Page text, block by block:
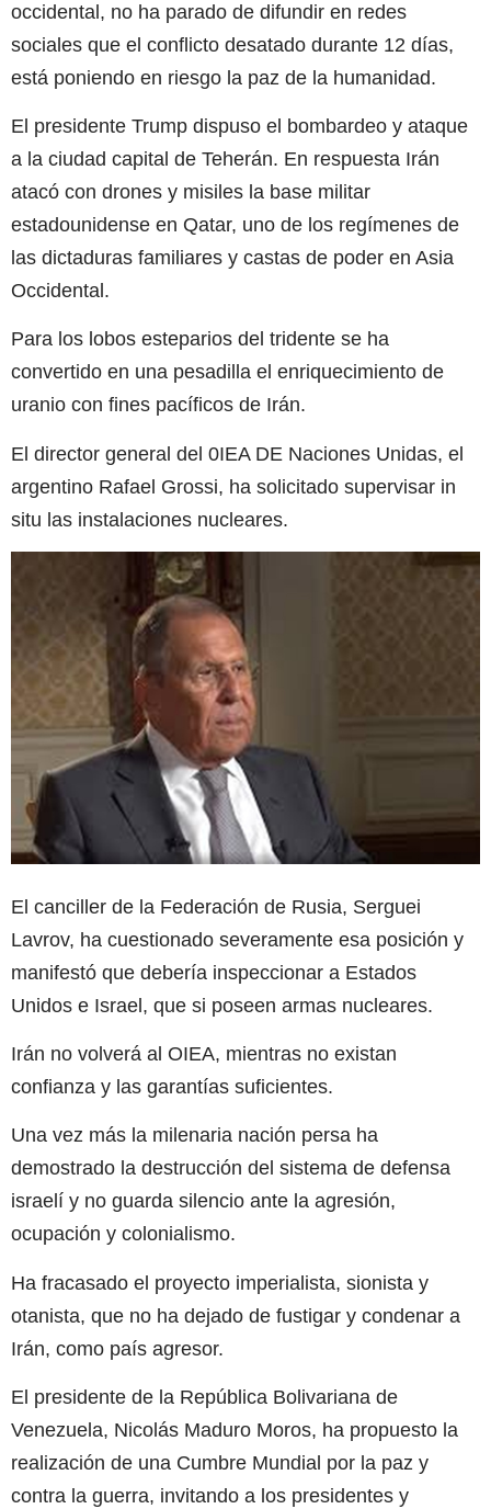
occidental, no ha parado de difundir en redes
sociales que el conflicto desatado durante 12 días,
está poniendo en riesgo la paz de la humanidad.
El presidente Trump dispuso el bombardeo y ataque
a la ciudad capital de Teherán. En respuesta Irán
atacó con drones y misiles la base militar
estadounidense en Qatar, uno de los regímenes de
las dictaduras familiares y castas de poder en Asia
Occidental.
Para los lobos esteparios del tridente se ha
convertido en una pesadilla el enriquecimiento de
uranio con fines pacíficos de Irán.
El director general del 0IEA DE Naciones Unidas, el
argentino Rafael Grossi, ha solicitado supervisar in
situ las instalaciones nucleares.
El canciller de la Federación de Rusia, Serguei
Lavrov, ha cuestionado severamente esa posición y
manifestó que debería inspeccionar a Estados
Unidos e Israel, que si poseen armas nucleares.
Irán no volverá al OIEA, mientras no existan
confianza y las garantías suficientes.
Una vez más la milenaria nación persa ha
demostrado la destrucción del sistema de defensa
israelí y no guarda silencio ante la agresión,
ocupación y colonialismo.
Ha fracasado el proyecto imperialista, sionista y
otanista, que no ha dejado de fustigar y condenar a
Irán, como país agresor.
El presidente de la República Bolivariana de
Venezuela, Nicolás Maduro Moros, ha propuesto la
realización de una Cumbre Mundial por la paz y
contra la guerra, invitando a los presidentes y